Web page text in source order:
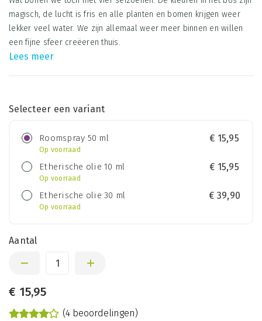
magisch, de lucht is fris en alle planten en bomen krijgen weer
lekker veel water. We zijn allemaal weer meer binnen en willen
een fijne sfeer creëeren thuis.
Lees meer
Selecteer een variant
Roomspray 50 ml
Op voorraad
€ 15,95
Etherische olie 10 ml
Op voorraad
€ 15,95
Etherische olie 30 ml
Op voorraad
€ 39,90
Aantal
€ 15,95
(4 beoordelingen)